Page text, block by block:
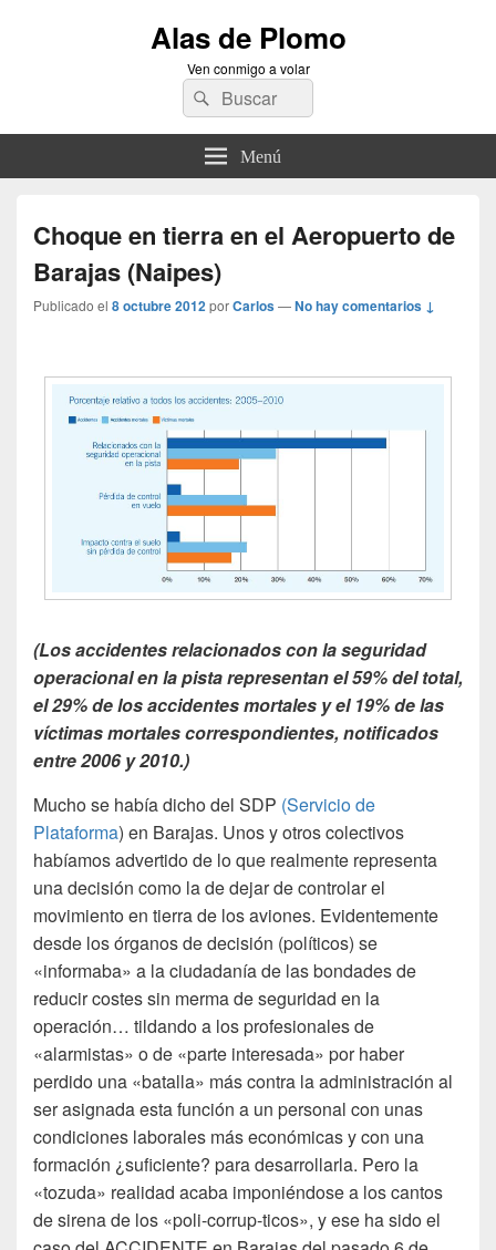
Alas de Plomo
Ven conmigo a volar
Buscar
por:
Buscar
Menú
Choque en tierra en el Aeropuerto de
Barajas (Naipes)
Publicado el 8 octubre 2012porCarlos—No hay comentarios ↓
(Los accidentes relacionados con la seguridad
operacional en la pista representan el 59% del total,
el 29% de losaccidentes mortales y el 19% de las
víctimas mortales correspondientes, notificados
entre 2006 y 2010.)
Mucho se había dicho del SDP (Servicio de
Plataforma) en Barajas. Unos y otros colectivos
habíamos advertido de lo que realmente representa
una decisión como la de dejar de controlar el
movimiento en tierra de los aviones. Evidentemente
desde los órganos de decisión (políticos) se
«informaba» a la ciudadanía de las bondades de
reducir costes sin merma de seguridad en la
operación… tildando a los profesionales de
«alarmistas» o de «parte interesada» por haber
perdido una «batalla» más contra la administración al
ser asignada esta función a un personal con unas
condiciones laborales más económicas y con una
formación ¿suficiente? para desarrollarla. Pero la
«tozuda» realidad acaba imponiéndose a los cantos
de sirena de los «poli-corrup-ticos», y ese ha sido el